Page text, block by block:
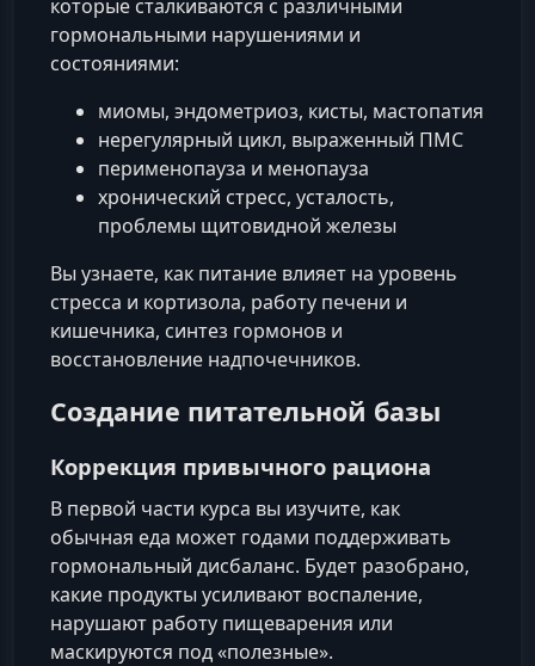
которые сталкиваются с различными
гормональными нарушениями и
состояниями:
миомы, эндометриоз, кисты, мастопатия
нерегулярный цикл, выраженный ПМС
перименопауза и менопауза
хронический стресс, усталость,
проблемы щитовидной железы
Вы узнаете, как питание влияет на уровень
стресса и кортизола, работу печени и
кишечника, синтез гормонов и
восстановление надпочечников.
Создание питательной базы
Коррекция привычного рациона
В первой части курса вы изучите, как
обычная еда может годами поддерживать
гормональный дисбаланс. Будет разобрано,
какие продукты усиливают воспаление,
нарушают работу пищеварения или
маскируются под «полезные».